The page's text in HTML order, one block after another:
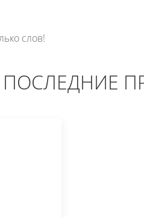
слов!
ПОСЛЕДНИЕ